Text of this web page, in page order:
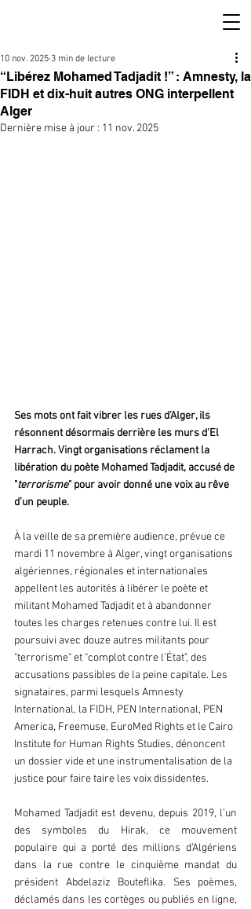
“Libérez Mohamed Tadjadit !” : Amnesty, la
FIDH et dix-huit autres ONG interpellent
Alger
10 nov. 2025 3 min de lecture
Dernière mise à jour : 11 nov. 2025
Ses mots ont fait vibrer les rues d’Alger, ils
résonnent désormais derrière les murs d’El
Harrach. Vingt organisations réclament la
libération du poète Mohamed Tadjadit, accusé de
"terrorisme" pour avoir donné une voix au rêve
d’un peuple.
À la veille de sa première audience, prévue ce
mardi 11 novembre à Alger, vingt organisations
algériennes, régionales et internationales
appellent les autorités à libérer le poète et
militant Mohamed Tadjadit et à abandonner
toutes les charges retenues contre lui. Il est
poursuivi avec douze autres militants pour
"terrorisme" et "complot contre l’État", des
accusations passibles de la peine capitale. Les
signataires, parmi lesquels Amnesty
International, la FIDH, PEN International, PEN
America, Freemuse, EuroMed Rights et le Cairo
Institute for Human Rights Studies, dénoncent
un dossier vide et une instrumentalisation de la
justice pour faire taire les voix dissidentes.
Mohamed Tadjadit est devenu, depuis 2019, l’un
des symboles du Hirak, ce mouvement
populaire qui a porté des millions d’Algériens
dans la rue contre le cinquième mandat du
président Abdelaziz Bouteflika. Ses poèmes,
déclamés dans les cortèges ou publiés en ligne,